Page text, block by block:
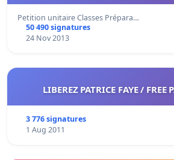
Petition unitaire Classes Prépara…
50 490 signatures
24 Nov 2013
LIBEREZ PATRICE FAYE / FREE
3 776 signatures
1 Aug 2011